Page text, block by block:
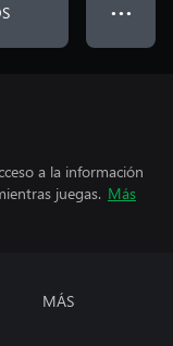
● ● ●
a la información
juegas. Más
MÁS